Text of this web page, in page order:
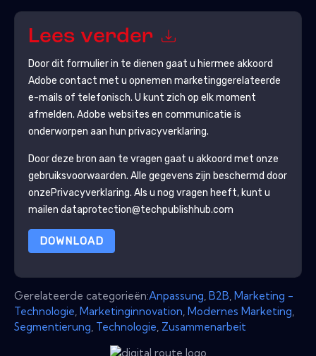
Lees verder
Door dit formulier in te dienen gaat u hiermee akkoord
Adobe contact met u opnemen marketinggerelateerde
e-mails of telefonisch. U kunt zich op elk moment
afmelden. Adobe websites en communicatie is
onderworpen aan hun privacyverklaring.
Door deze bron aan te vragen gaat u akkoord met onze
gebruiksvoorwaarden. Alle gegevens zijn beschermd door
onzePrivacyverklaring. Als u nog vragen heeft, kunt u
mailen dataprotection@techpublishhub.com
DOWNLOAD
Gerelateerde categorieën:Anpassung B2B Marketing -
Technologie Marketinginnovation Modernes Marketing
Segmentierung Technologie Zusammenarbeit